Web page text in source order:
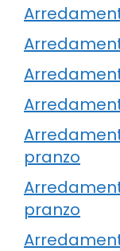
pranzo
pranzo